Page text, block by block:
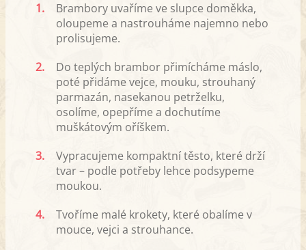
1.
Brambory uvaříme ve slupce doměkka,
oloupeme a nastrouháme najemno nebo
prolisujeme.
2.
Do teplých brambor přimícháme máslo,
poté přidáme vejce, mouku, strouhaný
parmazán, nasekanou petrželku,
osolíme, opepříme a dochutíme
muškátovým oříškem.
3.
Vypracujeme kompaktní těsto, které drží
tvar – podle potřeby lehce podsypeme
moukou.
4.
Tvoříme malé krokety, které obalíme v
mouce, vejci a strouhance.